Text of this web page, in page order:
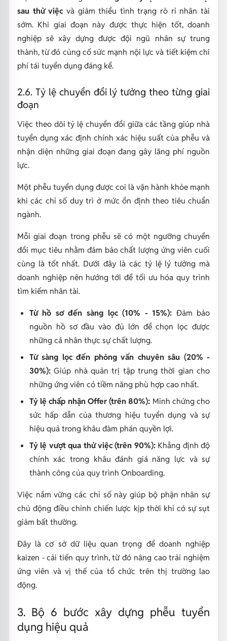
sau thử việc và giảm thiểu tình trạng rò rỉ nhân tài
sớm. Khi giai đoạn này được thực hiện tốt, doanh
nghiệp sẽ xây dựng được đội ngũ nhân sự trung
thành, từ đó củng cố sức mạnh nội lực và tiết kiệm chi
phí tái tuyển dụng đáng kể.
2.6. Tỷ lệ chuyển đổi lý tưởng theo từng giai
đoạn
Việc theo dõi tỷ lệ chuyển đổi giữa các tầng giúp nhà
tuyển dụng xác định chính xác hiệu suất của phễu và
nhận diện những giai đoạn đang gây lãng phí nguồn
lực.
Một phễu tuyển dụng được coi là vận hành khỏe mạnh
khi các chỉ số duy trì ở mức ổn định theo tiêu chuẩn
ngành.
Mỗi giai đoạn trong phễu sẽ có một ngưỡng chuyển
đổi mục tiêu nhằm đảm bảo chất lượng ứng viên cuối
cùng là tốt nhất. Dưới đây là các tỷ lệ lý tưởng mà
doanh nghiệp nên hướng tới để tối ưu hóa quy trình
tìm kiếm nhân tài.
Từ hồ sơ đến sàng lọc (10% - 15%): Đảm bảo
nguồn hồ sơ đầu vào đủ lớn để chọn lọc được
những cá nhân thực sự chất lượng.
Từ sàng lọc đến phỏng vấn chuyên sâu (20% -
30%):Giúp nhà quản trị tập trung thời gian cho
những ứng viên có tiềm năng phù hợp cao nhất.
Tỷ lệ chấp nhận Offer (trên 80%): Minh chứng cho
sức hấp dẫn của thương hiệu tuyển dụng và sự
hiệu quả trong khâu đàm phán quyền lợi.
Tỷ lệ vượt qua thử việc (trên 90%):Khẳng định độ
chính xác trong khâu đánh giá năng lực và sự
thành công của quy trình Onboarding.
Việc nắm vững các chỉ số này giúp bộ phận nhân sự
chủ động điều chỉnh chiến lược kịp thời khi có sự sụt
giảm bất thường.
Đây là cơ sở dữ liệu quan trọng để doanh nghiệp
kaizen - cải tiến quy trình, từ đó nâng cao trải nghiệm
ứng viên và vị thế của tổ chức trên thị trường lao
động.
3. Bộ 6 bước xây dựng phễu tuyển
dụng hiệu quả